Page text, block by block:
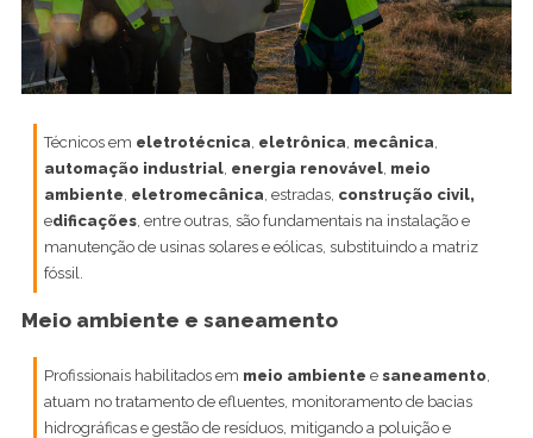
Técnicos em eletrotécnica eletrônica mecânica
automação industrial, energia renovável, meio
ambiente eletromecânica , estradas, construção civil,
edificações, entre outras, são fundamentais na instalação e
manutenção de usinas solares e eólicas, substituindo a matriz
fóssil.
Meio ambiente e saneamento
Profissionais habilitados em meio ambiente esaneamento
atuam no tratamento de efluentes, monitoramento de bacias
hidrográficas e gestão de resíduos, mitigando a poluição e